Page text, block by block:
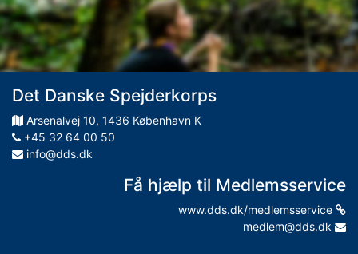
Det Danske Spejderkorps
Arsenalvej 10, 1436 København K
+45 32 64 00 50
info@dds.dk
Få hjælp til Medlemsservice
www.dds.dk/medlemsservice
medlem@dds.dk